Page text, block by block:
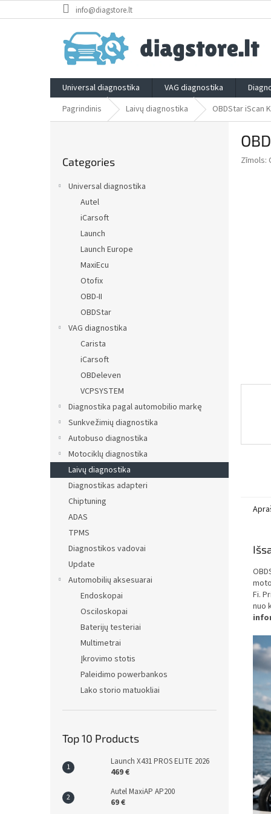
to
info@diagstore.lt
Universal diagnostika VAG diagnostika
Pagrindinis
Laivų diagnostika OBDStar iScan
categories
Categories
Universal diagnostika
Autel
iCarsoft
Launch
Launch Europe
MaxiEcu
Otofix
OBD-II
OBDStar
VAG diagnostika
Carista
iCarsoft
OBDeleven
VCPSYSTEM
Diagnostika pagal automobilio markę
Sunkvežimių diagnostika
Autobuso diagnostika
Motociklų diagnostika
Laivų diagnostika
Diagnostikas adapteri
Chiptuning
ADAS
TPMS
Diagnostikos vadovai
Update
Automobilių aksesuarai
Endoskopai
Osciloskopai
Baterijų testeriai
Multimetrai
Įkrovimo stotis
Paleidimo powerbankos
Lako storio matuokliai
Top 10 Products
Launch X431 PROS ELITE 2026
469 €
Autel MaxiAP AP200
69 €
Zīmols:
Fi.
nuo